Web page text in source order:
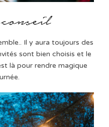
Il y aura toujours des
sont bien choisis et le
là pour rendre magique